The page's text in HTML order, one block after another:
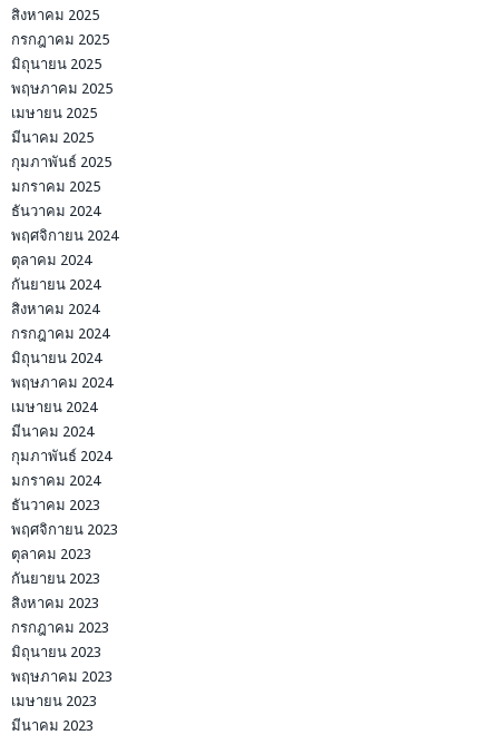
สิงหาคม 2025
กรกฎาคม 2025
มิถุนายน 2025
พฤษภาคม 2025
เมษายน 2025
มีนาคม 2025
กุมภาพันธ์ 2025
มกราคม 2025
ธันวาคม 2024
พฤศจิกายน 2024
ตุลาคม 2024
กันยายน 2024
สิงหาคม 2024
กรกฎาคม 2024
มิถุนายน 2024
พฤษภาคม 2024
เมษายน 2024
มีนาคม 2024
กุมภาพันธ์ 2024
มกราคม 2024
ธันวาคม 2023
พฤศจิกายน 2023
ตุลาคม 2023
กันยายน 2023
สิงหาคม 2023
กรกฎาคม 2023
มิถุนายน 2023
พฤษภาคม 2023
เมษายน 2023
มีนาคม 2023